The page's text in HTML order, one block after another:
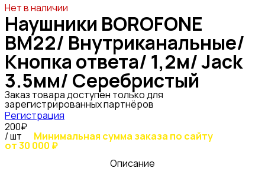
Нет в наличии
Наушники BOROFONE
BM22/ Внутриканальные/
Кнопка ответа/ 1,2м/ Jack
3.5мм/ Серебристый
Заказ товара доступен только для
зарегистрированных партнёров
Регистрация
200₽
/ шт Минимальная сумма заказа по сайту
от 30 000 ₽
Описание